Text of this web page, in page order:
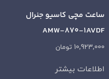
ساعت مچی کاسیو جنرال
AMW-870-1AVDF
10,923,000 تومان
اطلاعات بیشتر